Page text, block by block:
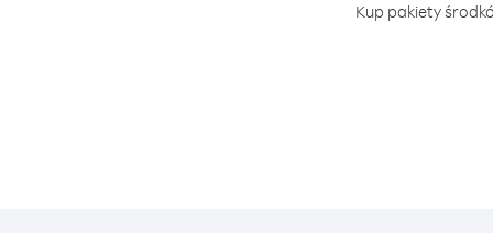
Kup pakiety